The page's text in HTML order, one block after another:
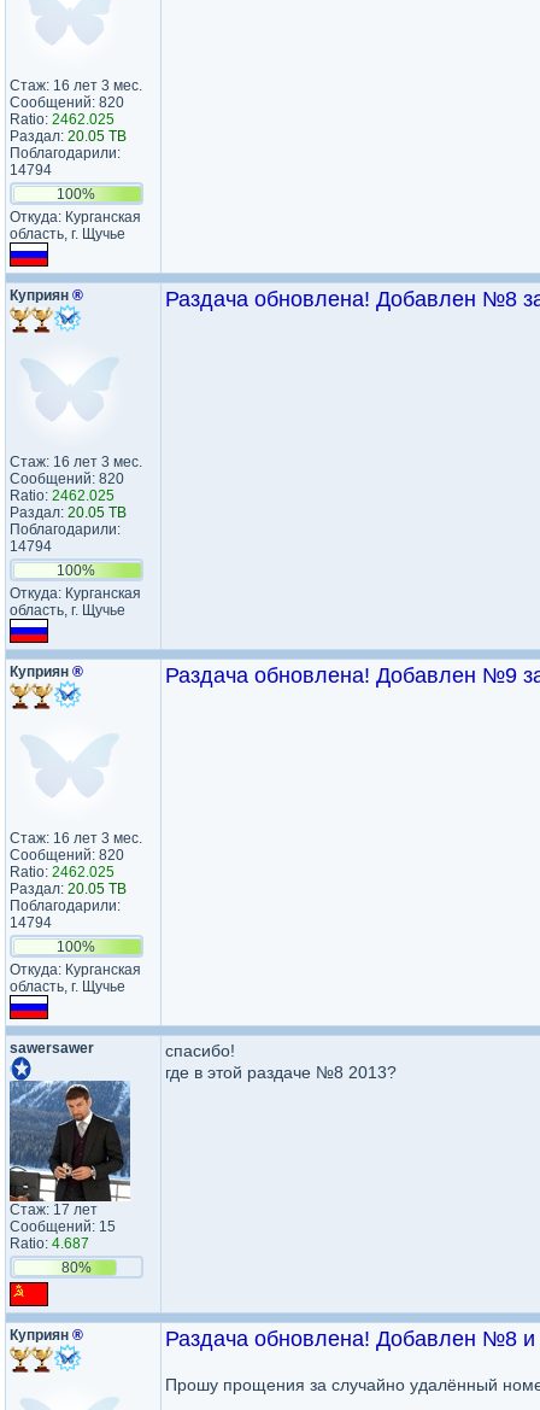
Стаж: 16 лет 3 мес.
Сообщений: 820
Ratio: 2462.025
Раздал: 20.05 TB
Поблагодарили:
14794
100%
Откуда: Курганская
область, г. Щучье
Куприян ®
Стаж: 16 лет 3 мес.
Сообщений: 820
Ratio: 2462.025
Раздал: 20.05 TB
Поблагодарили:
14794
100%
Откуда: Курганская
область, г. Щучье
Раздача обновлена! Добавлен №8
Куприян ®
Стаж: 16 лет 3 мес.
Сообщений: 820
Ratio: 2462.025
Раздал: 20.05 TB
Поблагодарили:
14794
100%
Откуда: Курганская
область, г. Щучье
Раздача обновлена! Добавлен №9
sawersawer
Стаж: 17 лет
Сообщений: 15
Ratio: 4.687
80%
спасибо!
где в этой раздаче №8 2013?
Куприян ® Раздача обновлена! Добавлен №8
Прошу прощения за случайно удалённый